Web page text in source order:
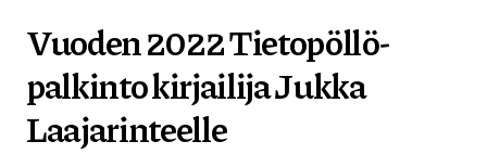
Vuoden 2022 Tietopöllö-
palkinto kirjailija Jukka
Laajarinteelle